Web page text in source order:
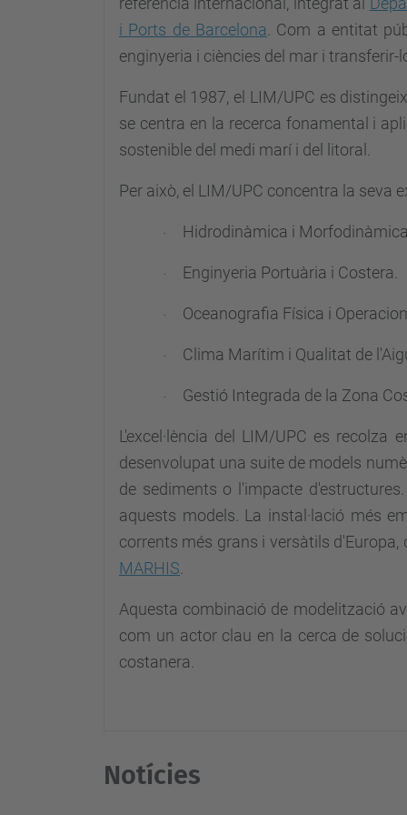
i Ports de Barcelona
Com a entitat
enginyeria i ciències del mar i
Fundat el 1987, el LIM/UPC es
se centra en la recerca fonamental i
sostenible del medi marí i del litoral.
Per això, el LIM/UPC concentra la seva
· Hidrodinàmica i
· Enginyeria Portuària i Costera.
· Oceanografia Física i
· Clima Marítim i Qualitat de
· Gestió Integrada de la Zona
L'excel·lència del LIM/UPC es
desenvolupat una suite de models
de sediments o l'impacte d'estructures.
aquests models. La instal·lació més
corrents més grans i versàtils
MARHIS
Aquesta combinació de modelització
com un actor clau en la cerca de
costanera.
Notícies